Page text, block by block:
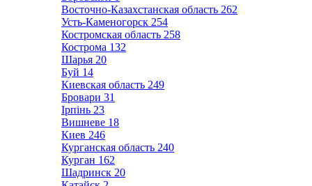
Восточно-Казахстанская область 262
Усть-Каменогорск 254
Костромская область 258
Кострома 132
Шарья 20
Буй 14
Киевская область 249
Бровари 31
Ірпінь 23
Вишневе 18
Киев 246
Курганская область 240
Курган 162
Шадринск 20